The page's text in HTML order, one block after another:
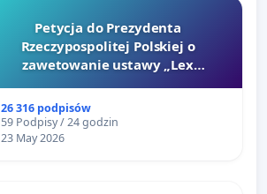
Petycja do Prezydenta
Rzeczypospolitej Polskiej o
zawetowanie ustawy „Lex
26 316 podpisów
59 Podpisy / 24 godzin
23 May 2026